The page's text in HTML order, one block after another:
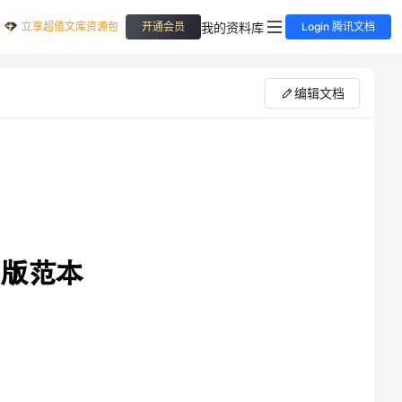
立享超值文库资源包 开通会员 我的资料库 Login 腾讯文档
编辑文档